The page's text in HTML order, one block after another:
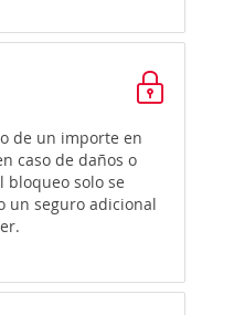
de un importe en
caso de daños o
bloqueo solo se
un seguro adicional